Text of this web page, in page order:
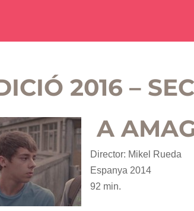
2016 –
A
Director: Mikel Rueda
Espanya 2014
92 min.